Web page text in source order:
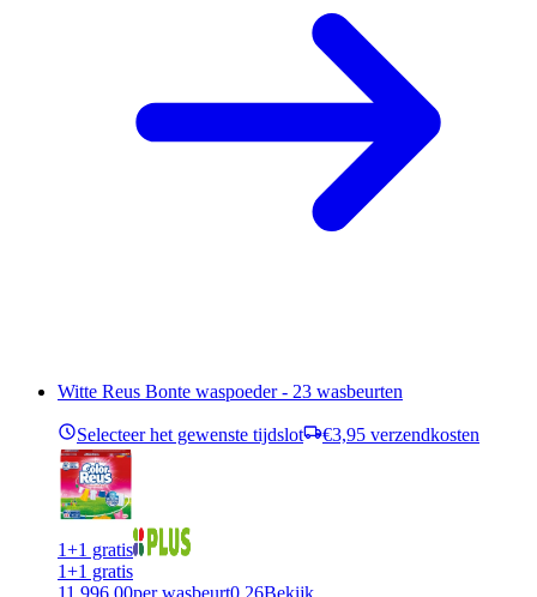
Witte Reus Bonte waspoeder - 23 wasbeurten
Selecteer het gewenste tijdslot €3,95 verzendkosten
1+1 gratis
1+1 gratis
11,996,00per wasbeurt0,26Bekijk